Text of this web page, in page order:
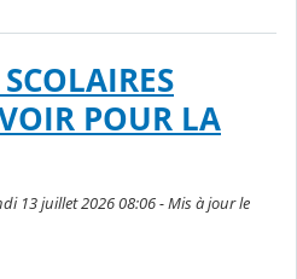
POUR LA
13 juillet 2026 08:06 - Mis à jour le